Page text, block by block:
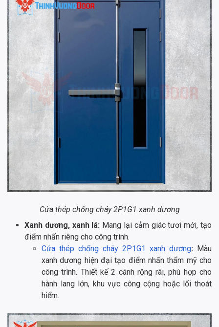
Cửa thép chống cháy 2P1G1 xanh dương
Xanh dương, xanh lá: Mang lại cảm giác tươi mới, tạo
điểm nhấn riêng cho công trình.
Cửa thép chống cháy 2P1G1 xanh dương: Màu
xanh dương hiện đại tạo điểm nhấn thẩm mỹ cho
công trình. Thiết kế 2 cánh rộng rãi, phù hợp cho
hành lang lớn, khu vực công cộng hoặc lối thoát
hiểm.